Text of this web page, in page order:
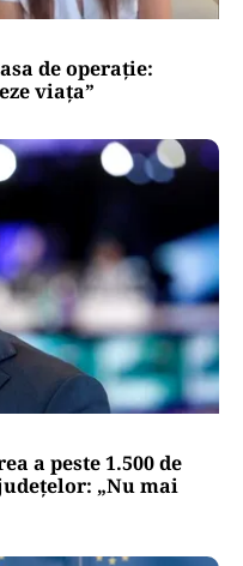
de operație:
viața”
a peste 1.500 de
„Nu mai